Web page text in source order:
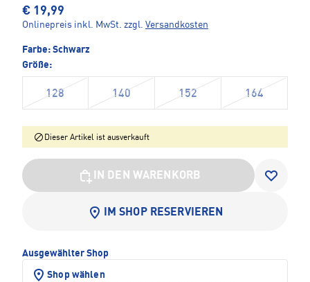
€ 19,99
Onlinepreis inkl. MwSt. zzgl. Versandkosten
Farbe: Schwarz
Größe:
128 140 152 164
Dieser Artikel ist ausverkauft
IN DEN WARENKORB
IM SHOP RESERVIEREN
Ausgewählter Shop
Shop wählen